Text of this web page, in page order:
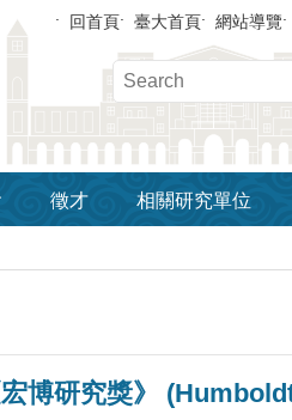
回首頁 臺大首頁 網站導覽
徵才 相關研究單位
博研究獎》